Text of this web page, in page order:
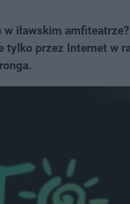
w iławskim
tylko przez Internet w